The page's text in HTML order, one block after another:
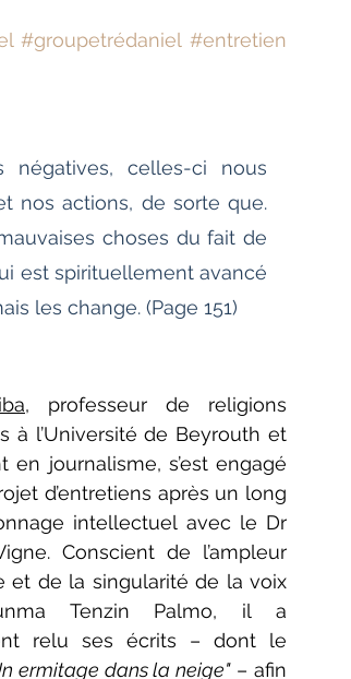
pakistanaise
#groupetrédaniel #entretien
celles-ci nous
nos actions, de sorte que.
choses du fait de
est spirituellement avancé
les change. (Page 151)
, professeur de religions
à l’Université de Beyrouth et
en journalisme, s’est engagé
d’entretiens après un long
intellectuel avec le Dr
Conscient de l’ampleur
et de la singularité de la voix
Tenzin Palmo, il a
relu ses écrits – dont le
ermitage dans la neige" – afin